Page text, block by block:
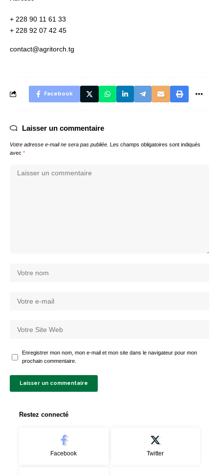
+ 228 90 11 61 33
+ 228 92 07 42 45
contact@agritorch.tg
Facebook
Laisser un commentaire
Votre adresse e-mail ne sera pas publiée.
Les champs obligatoires sont indiqués
avec *
Enregistrer mon nom, mon e-mail et mon site dans le navigateur pour mon
prochain commentaire.
Restez connecté
Facebook Twitter